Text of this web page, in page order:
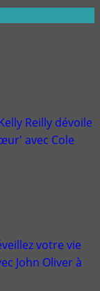
Reilly dévoile
avec Cole
votre vie
John Oliver à